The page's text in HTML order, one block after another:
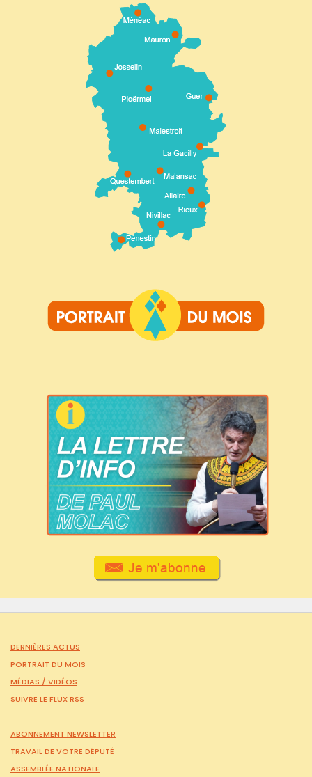
DERNIÈRES ACTUS
PORTRAIT DU MOIS
MÉDIAS / VIDÉOS
SUIVRE LE FLUX RSS
ABONNEMENT NEWSLETTER
TRAVAIL DE VOTRE DÉPUTÉ
ASSEMBLÉE NATIONALE